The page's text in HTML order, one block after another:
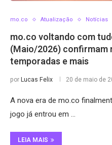
mo.co Atualização Notícias
mo.co voltando com
(Maio/2026) confirmam
temporadas e mais
porLucas Felix 20 de maio de
A nova era de mo.co
jogo já entrou em …
LEIA MAIS